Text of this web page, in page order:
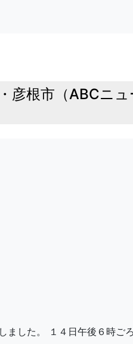
彦根市（ABCニュ
ました。 １４日午後６時ご